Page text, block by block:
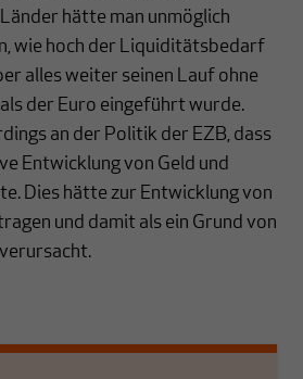
hätte man unmöglich
wie hoch der Liquiditätsbedarf
alles weiter seinen Lauf ohne
der Euro eingeführt wurde.
an der Politik der EZB, dass
Entwicklung von Geld und
Dies hätte zur Entwicklung von
und damit als ein Grund von